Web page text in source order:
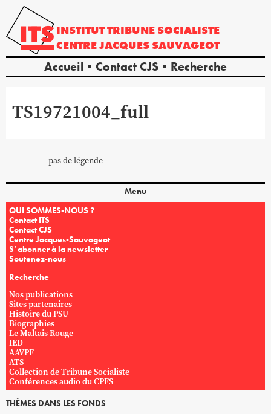
INSTITUTTRIBUNE SOCIALISTE
CENTREJACQUES SAUVAGEOT
Accueil Contact CJS Recherche
TS19721004_full
pas de légende
Menu
QUI SOMMES-NOUS ?
Contact ITS
Contact CJS
Centre Jacques-Sauvageot
S’abonner à la newsletter
Soutenez-nous
Recherche
Nos publications
Sites partenaires
Histoire du PSU
Biographies
Le Maltais Rouge
IED
AAVPF
ATS
Collection de Tribune Socialiste
Conférences audio du CPFS
THÈMES DANS LES FONDS